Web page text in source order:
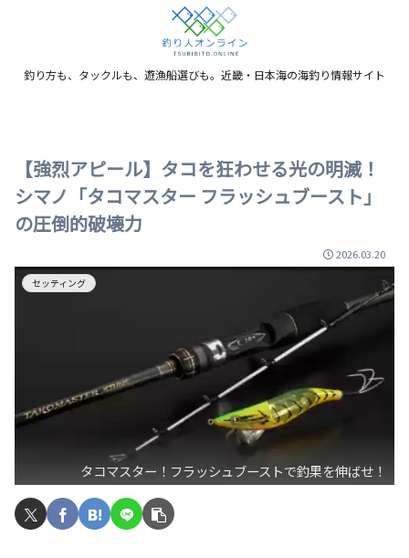
釣り方も、タックルも、遊漁船選びも。近畿・日本海の海釣り情報サイト
【強烈アピール】タコを狂わせる光の明滅！
シマノ「タコマスター フラッシュブースト」
の圧倒的破壊力
2026.03.20
セッティング
タコマスター！フラッシュブーストで釣果を伸ばせ！